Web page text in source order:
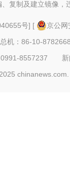
复制及建立镜像，
号] [
京公
总机：86-10-
0991-8557237